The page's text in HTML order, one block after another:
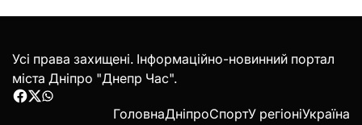
Усі права захищені. Інформаційно-новинний портал
міста Дніпро "Днепр Час".
Facebook
Twitter
WhatsApp
ГоловнаДніпроСпортУ регіоніУкраїна